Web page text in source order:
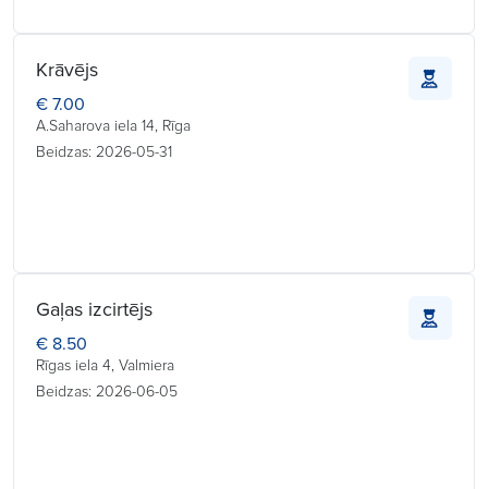
Krāvējs
€ 7.00
A.Saharova iela 14, Rīga
Beidzas: 2026-05-31
Gaļas izcirtējs
€ 8.50
Rīgas iela 4, Valmiera
Beidzas: 2026-06-05